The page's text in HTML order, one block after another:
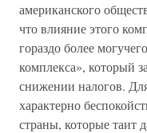
американского
что влияние этого
гораздо более
комплекса», который
снижении налогов.
характерно
страны, которые таит